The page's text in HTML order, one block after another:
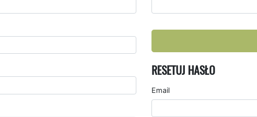
RESETUJ HASŁO
Email